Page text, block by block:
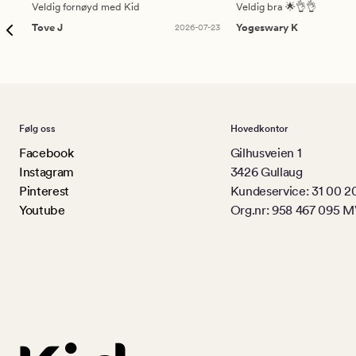
Veldig fornøyd med Kid
Tove J
2026-07-23
Veldig bra 🌟👌👌
Yogeswary K
Følg oss
Facebook
Instagram
Pinterest
Youtube
Hovedkontor
Gilhusveien 1
3426 Gullaug
Kundeservice: 31 00
Org.nr: 958 467 095